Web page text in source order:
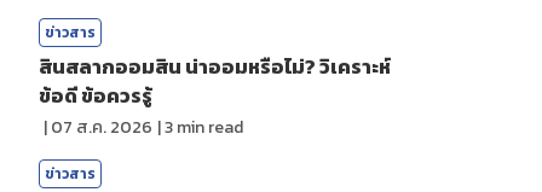
ข่าวสาร
สินสลากออมสิน น่าออมหรือไม่? วิเคราะห์
ข้อดี ข้อควรรู้
|07 ส.ค. 2026 |3min read
ข่าวสาร